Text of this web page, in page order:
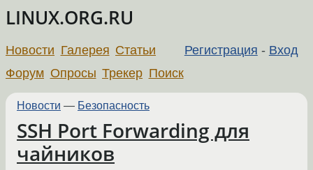
LINUX.ORG.RU
Регистрация - Вход
Новости Галерея Статьи
Форум Опросы Трекер Поиск
Новости — Безопасность
SSH Port Forwarding для
чайников